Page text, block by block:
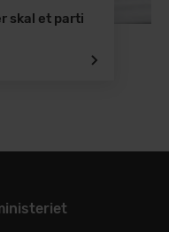
skal et parti